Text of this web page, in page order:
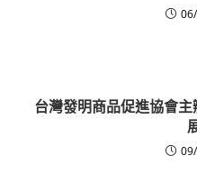
台灣發明商品促進協會